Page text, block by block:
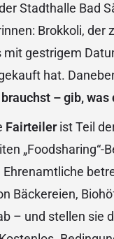
Stadthalle Bad
Brokkoli, der
mit gestrigem
hat.
– gib, was
Fairteilerist Teil
„Foodsharing“-
Bäckereien,
– und stellen sie